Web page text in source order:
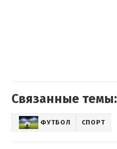
Связанные темы:
ФУТБОЛ СПОРТ